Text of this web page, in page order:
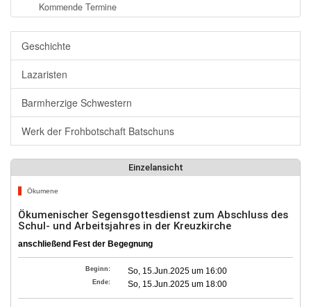
Kommende Termine
Geschichte
Lazaristen
Barmherzige Schwestern
Werk der Frohbotschaft Batschuns
Einzelansicht
Ökumene
Ökumenischer Segensgottesdienst zum Abschluss des
Schul- und Arbeitsjahres in der Kreuzkirche
anschließend Fest der Begegnung
Beginn: So, 15.Jun.2025 um 16:00
Ende: So, 15.Jun.2025 um 18:00